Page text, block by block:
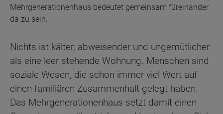
Mehrgenerationenhaus bedeutet gemeinsam füreinander
da zu sein.
Nichts ist kälter, abweisender und ungemütlicher
als eine leer stehende Wohnung. Menschen sind
soziale Wesen, die schon immer viel Wert auf
einen familiären Zusammenhalt gelegt haben.
Das Mehrgenerationenhaus setzt damit einen